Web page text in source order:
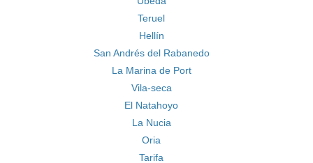
Teruel
Hellín
San Andrés del Rabanedo
La Marina de Port
Vila-seca
El Natahoyo
La Nucia
Oria
Tarifa